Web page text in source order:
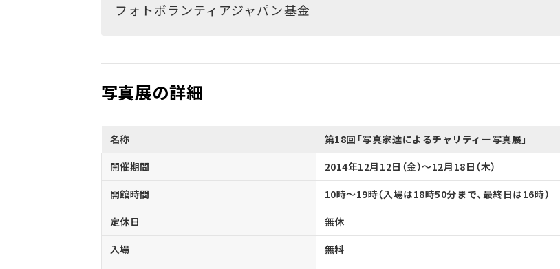
フォトボランティアジャパン基金
写真展の詳細
名称
第18回「写真家達によるチャリティー写真展」
開催期間
2014年12月12日（金）～12月18日（木）
開館時間
10時～19時（入場は18時50分まで、最終日は16時）
定休日
無休
入場
無料